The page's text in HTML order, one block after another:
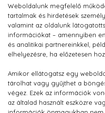
rózsa, hibiszkusz, frézia,
40-B), PARFUM
SALICYLATE,
PEEL OIL,
CARYOPHYLLENE,